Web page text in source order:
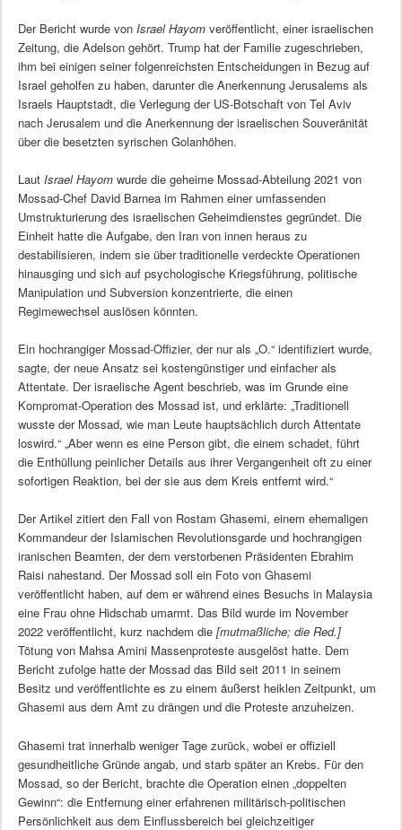
Der Bericht wurde von Israel Hayomveröffentlicht, einer israelischen
Zeitung, die Adelson gehört. Trump hat der Familie zugeschrieben,
ihm bei einigen seiner folgenreichsten Entscheidungen in Bezug auf
Israel geholfen zu haben, darunter die Anerkennung Jerusalems als
Israels Hauptstadt, die Verlegung der US-Botschaft von Tel Aviv
nach Jerusalem und die Anerkennung der israelischen Souveränität
über die besetzten syrischen Golanhöhen.
Laut Israel Hayomwurde die geheime Mossad-Abteilung 2021 von
Mossad-Chef David Barnea im Rahmen einer umfassenden
Umstrukturierung des israelischen Geheimdienstes gegründet. Die
Einheit hatte die Aufgabe, den Iran von innen heraus zu
destabilisieren, indem sie über traditionelle verdeckte Operationen
hinausging und sich auf psychologische Kriegsführung, politische
Manipulation und Subversion konzentrierte, die einen
Regimewechsel auslösen könnten.
Ein hochrangiger Mossad-Offizier, der nur als „O.“ identifiziert wurde,
sagte, der neue Ansatz sei kostengünstiger und einfacher als
Attentate. Der israelische Agent beschrieb, was im Grunde eine
Kompromat-Operation des Mossad ist, und erklärte: „Traditionell
wusste der Mossad, wie man Leute hauptsächlich durch Attentate
loswird.“ „Aber wenn es eine Person gibt, die einem schadet, führt
die Enthüllung peinlicher Details aus ihrer Vergangenheit oft zu einer
sofortigen Reaktion, bei der sie aus dem Kreis entfernt wird.“
Der Artikel zitiert den Fall von Rostam Ghasemi, einem ehemaligen
Kommandeur der Islamischen Revolutionsgarde und hochrangigen
iranischen Beamten, der dem verstorbenen Präsidenten Ebrahim
Raisi nahestand. Der Mossad soll ein Foto von Ghasemi
veröffentlicht haben, auf dem er während eines Besuchs in Malaysia
eine Frau ohne Hidschab umarmt. Das Bild wurde im November
2022 veröffentlicht, kurz nachdem die [mutmaßliche; die Red.]
Tötung von Mahsa Amini Massenproteste ausgelöst hatte. Dem
Bericht zufolge hatte der Mossad das Bild seit 2011 in seinem
Besitz und veröffentlichte es zu einem äußerst heiklen Zeitpunkt, um
Ghasemi aus dem Amt zu drängen und die Proteste anzuheizen.
Ghasemi trat innerhalb weniger Tage zurück, wobei er offiziell
gesundheitliche Gründe angab, und starb später an Krebs. Für den
Mossad, so der Bericht, brachte die Operation einen „doppelten
Gewinn“: die Entfernung einer erfahrenen militärisch-politischen
Persönlichkeit aus dem Einflussbereich bei gleichzeitiger